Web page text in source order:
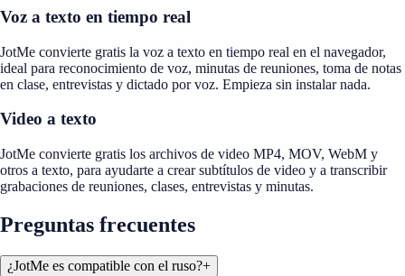
Voz a texto en tiempo real
JotMe convierte gratis la voz a texto en tiempo real en el navegador,
ideal para reconocimiento de voz, minutas de reuniones, toma de notas
en clase, entrevistas y dictado por voz. Empieza sin instalar nada.
Video a texto
JotMe convierte gratis los archivos de video MP4, MOV, WebM y
otros a texto, para ayudarte a crear subtítulos de video y a transcribir
grabaciones de reuniones, clases, entrevistas y minutas.
Preguntas frecuentes
¿JotMe es compatible con el ruso?+